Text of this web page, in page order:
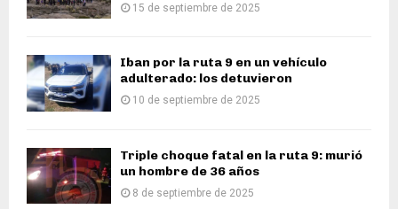
15 de septiembre de 2025
Iban por la ruta 9 en un vehículo
adulterado: los detuvieron
10 de septiembre de 2025
Triple choque fatal en la ruta 9: murió
un hombre de 36 años
8 de septiembre de 2025